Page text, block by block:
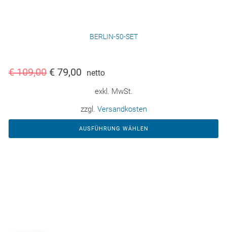
BERLIN-50-SET
€109,00 € 79,00 netto
exkl. MwSt.
zzgl. Versandkosten
AUSFÜHRUNG WÄHLEN